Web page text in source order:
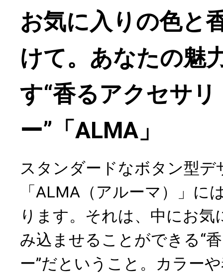
お気に入りの色と
けて。あなたの魅
す“香るアクセサリ
ー”「ALMA」
スタンダードなボタン型
「ALMA（アルーマ）」に
ります。それは、中にお気
み込ませることができる“
ー”だということ。カラー